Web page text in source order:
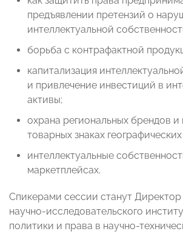
предъявлении претензий о
интеллектуальной
борьба с контрафактной
капитализация
и привлечение инвестиций в
активы;
охрана региональных брендов и
товарных знаках
интеллектуальные
маркетплейсах.
Спикерами сессии станут
научно-исследовательского
политики и права в научно-